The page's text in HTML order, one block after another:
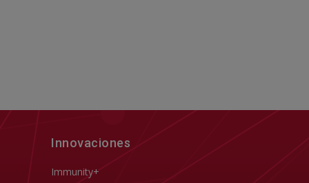
Innovaciones
Immunity+